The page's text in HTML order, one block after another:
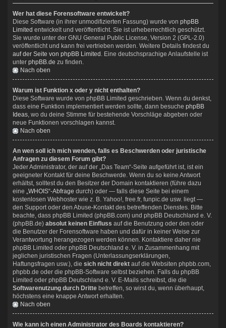
Wer hat diese Forensoftware entwickelt?
Diese Software (in ihrer unmodifizierten Fassung) wurde von phpBB
Limited entwickelt und veröffentlicht. Sie ist urheberrechtlich geschützt.
Sie wurde unter der GNU General Public License, Version 2 (GPL-2.0)
veröffentlicht und kann frei vertrieben werden. Weitere Details findest du
auf der Seite von phpBB Limited . Eine deutschsprachige Anlaufstelle ist
unter phpBB.de zu finden.
Nach oben
Warum ist Funktion x oder y nicht enthalten?
Diese Software wurde von phpBB Limited geschrieben. Wenn du denkst,
dass eine Funktion implementiert werden sollte, dann besuche phpBB
Ideas, wo du deine Stimme für bestehende Vorschläge abgeben oder
neue Funktionen vorschlagen kannst.
Nach oben
An wen soll ich mich wenden, falls es Beschwerden oder juristische
Anfragen zu diesem Forum gibt?
Jeder Administrator, der auf der „Das Team“-Seite aufgeführt ist, ist ein
geeigneter Kontakt für deine Beschwerde. Wenn du so keine Antwort
erhältst, solltest du den Besitzer der Domain kontaktieren (führe dazu
eine „WHOIS“-Abfrage durch) oder — falls diese Seite bei einem
kostenlosen Webhoster wie z. B. Yahoo!, free.fr, funpic.de usw. liegt —
den Support oder den Abuse-Kontakt des betreffenden Dienstes. Bitte
beachte, dass phpBB Limited (phpBB.com) und phpBB Deutschland e. V.
(phpBB.de) absolut keinen Einfluss auf die Benutzung oder den oder
die Benutzer der Forensoftware haben und dafür in keiner Weise zur
Verantwortung herangezogen werden können. Kontaktiere daher nie
phpBB Limited oder phpBB Deutschland e. V. in Zusammenhang mit
jeglichen juristischen Fragen (Unterlassungserklärungen,
Haftungsfragen usw.), die sich nicht direkt auf die Websiten phpbb.com,
phpbb.de oder die phpBB-Software selbst beziehen. Falls du phpBB
Limited oder phpBB Deutschland e. V. E-Mails schreibst, die die
Softwarenutzung durch Dritte betreffen, so wirst du, wenn überhaupt,
höchstens eine knappe Antwort erhalten.
Nach oben
Wie kann ich einen Administrator des Boards kontaktieren?